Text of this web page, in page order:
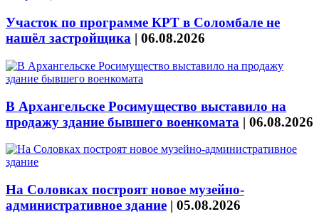
Участок по программе КРТ в Соломбале не
нашёл застройщика | 06.08.2026
В Архангельске Росимущество выставило на
продажу здание бывшего военкомата | 06.08.2026
На Соловках построят новое музейно-
административное здание | 05.08.2026